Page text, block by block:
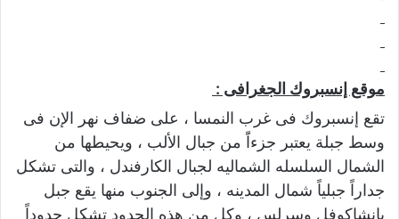
موقع إنسبروك الجغرافى :
تقع إنسبروك فى غرب النمسا ، على ضفاف نهر الإن فى
وسط جبلة يعتبر جزءاًَ من جبال الألب ، ويحيطها من
الشمال السلسله الشماليه لجبال الكارفندل ، والتى تشكل
جداراً جبلياً شمال المدينه ، وإلى الجنوب منها يقع جبل
بانشاكوفل وسرلس ، وكل من هذه الحدود تشكل حدوداً